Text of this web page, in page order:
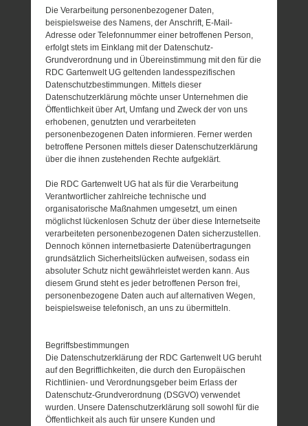
Die Verarbeitung personenbezogener Daten,
beispielsweise des Namens, der Anschrift, E-Mail-
Adresse oder Telefonnummer einer betroffenen Person,
erfolgt stets im Einklang mit der Datenschutz-
Grundverordnung und in Übereinstimmung mit den für die
RDC Gartenwelt UG geltenden landesspezifischen
Datenschutzbestimmungen. Mittels dieser
Datenschutzerklärung möchte unser Unternehmen die
Öffentlichkeit über Art, Umfang und Zweck der von uns
erhobenen, genutzten und verarbeiteten
personenbezogenen Daten informieren. Ferner werden
betroffene Personen mittels dieser Datenschutzerklärung
über die ihnen zustehenden Rechte aufgeklärt.
Die RDC Gartenwelt UG hat als für die Verarbeitung
Verantwortlicher zahlreiche technische und
organisatorische Maßnahmen umgesetzt, um einen
möglichst lückenlosen Schutz der über diese Internetseite
verarbeiteten personenbezogenen Daten sicherzustellen.
Dennoch können internetbasierte Datenübertragungen
grundsätzlich Sicherheitslücken aufweisen, sodass ein
absoluter Schutz nicht gewährleistet werden kann. Aus
diesem Grund steht es jeder betroffenen Person frei,
personenbezogene Daten auch auf alternativen Wegen,
beispielsweise telefonisch, an uns zu übermitteln.
Begriffsbestimmungen
Die Datenschutzerklärung der RDC Gartenwelt UG beruht
auf den Begrifflichkeiten, die durch den Europäischen
Richtlinien- und Verordnungsgeber beim Erlass der
Datenschutz-Grundverordnung (DSGVO) verwendet
wurden. Unsere Datenschutzerklärung soll sowohl für die
Öffentlichkeit als auch für unsere Kunden und